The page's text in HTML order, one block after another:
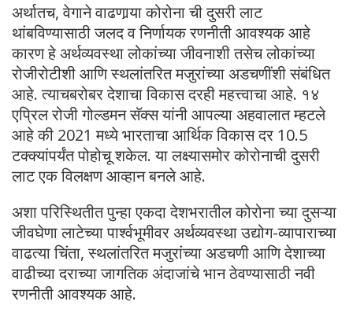
अर्थातच, वेगाने वाढणार्‍या कोरोना ची दुसरी लाट
थांबविण्यासाठी जलद व निर्णायक रणनीती आवश्यक आहे
कारण हे अर्थव्यवस्था लोकांच्या जीवनाशी तसेच लोकांच्या
रोजीरोटीशी आणि स्थलांतरित मजुरांच्या अडचणींशी संबंधित
आहे. त्याचबरोबर देशाचा विकास दरही महत्त्वाचा आहे. १४
एप्रिल रोजी गोल्डमन सॅक्स यांनी आपल्या अहवालात म्हटले
आहे की 2021 मध्ये भारताचा आर्थिक विकास दर 10.5
टक्क्यांपर्यंत पोहोचू शकेल. या लक्ष्यासमोर कोरोनाची दुसरी
लाट एक विलक्षण आव्हान बनले आहे.
अशा परिस्थितीत पुन्हा एकदा देशभरातील कोरोना च्या दुसऱ्या
जीवघेणा लाटेच्या पार्श्वभूमीवर अर्थव्यवस्था उद्योग-व्यापाराच्या
वाढत्या चिंता, स्थलांतरित मजुरांच्या अडचणी आणि देशाच्या
वाढीच्या दराच्या जागतिक अंदाजांचे भान ठेवण्यासाठी नवी
रणनीती आवश्यक आहे.